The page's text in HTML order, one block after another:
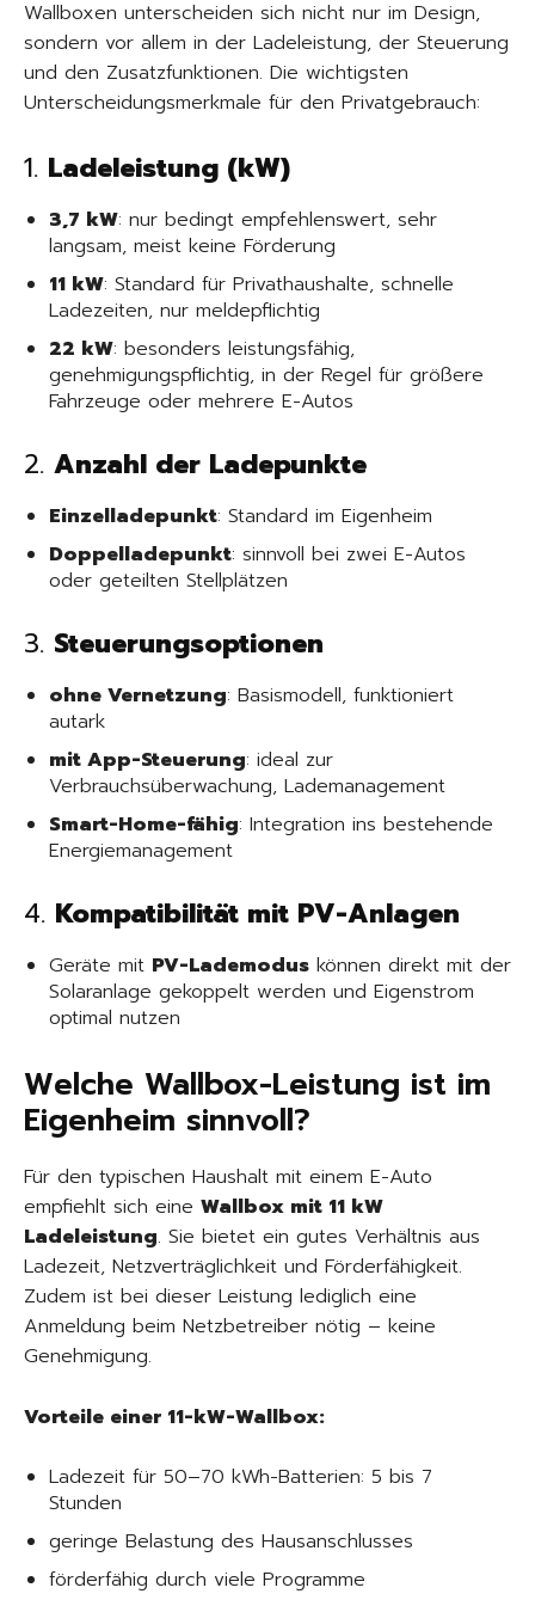
Wallboxen unterscheiden sich nicht nur im Design,
sondern vor allem in der Ladeleistung, der Steuerung
und den Zusatzfunktionen. Die wichtigsten
Unterscheidungsmerkmale für den Privatgebrauch:
1. Ladeleistung (kW)
3,7 kW: nur bedingt empfehlenswert, sehr
langsam, meist keine Förderung
11 kW: Standard für Privathaushalte, schnelle
Ladezeiten, nur meldepflichtig
22 kW: besonders leistungsfähig,
genehmigungspflichtig, in der Regel für größere
Fahrzeuge oder mehrere E-Autos
2. Anzahl der Ladepunkte
Einzelladepunkt: Standard im Eigenheim
Doppelladepunkt: sinnvoll bei zwei E-Autos
oder geteilten Stellplätzen
3. Steuerungsoptionen
ohne Vernetzung: Basismodell, funktioniert
autark
mit App-Steuerung: ideal zur
Verbrauchsüberwachung, Lademanagement
Smart-Home-fähig: Integration ins bestehende
Energiemanagement
4. Kompatibilität mit PV-Anlagen
Geräte mit PV-Lademodus können direkt mit der
Solaranlage gekoppelt werden und Eigenstrom
optimal nutzen
Welche Wallbox-Leistung ist im
Eigenheim sinnvoll?
Für den typischen Haushalt mit einem E-Auto
empfiehlt sich eine Wallbox mit 11 kW
Ladeleistung. Sie bietet ein gutes Verhältnis aus
Ladezeit, Netzverträglichkeit und Förderfähigkeit.
Zudem ist bei dieser Leistung lediglich eine
Anmeldung beim Netzbetreiber nötig – keine
Genehmigung.
Vorteile einer 11-kW-Wallbox:
Ladezeit für 50–70 kWh-Batterien: 5 bis 7
Stunden
geringe Belastung des Hausanschlusses
förderfähig durch viele Programme